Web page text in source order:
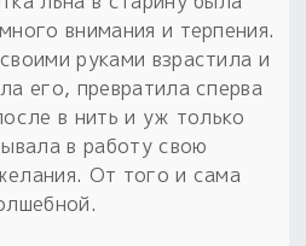
внимания и терпения.
руками взрастила и
его, превратила сперва
в нить и уж только
в работу свою
От того и сама